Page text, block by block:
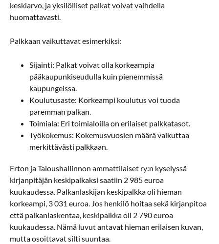
keskiarvo, ja yksilölliset palkat voivat vaihdella
huomattavasti.
Palkkaan vaikuttavat esimerkiksi:
Sijainti: Palkat voivat olla korkeampia
pääkaupunkiseudulla kuin pienemmissä
kaupungeissa.
Koulutusaste: Korkeampi koulutus voi tuoda
paremman palkan.
Toimiala: Eri toimialoilla on erilaiset palkkatasot.
Työkokemus: Kokemusvuosien määrä vaikuttaa
merkittävästi palkkaan.
Erton ja Taloushallinnon ammattilaiset ry:n kyselyssä
kirjanpitäjän keskipalkaksi saatiin 2 985 euroa
kuukaudessa. Palkanlaskijan keskipalkka oli hieman
korkeampi, 3 031 euroa. Jos henkilö hoitaa sekä kirjanpitoa
että palkanlaskentaa, keskipalkka oli 2 790 euroa
kuukaudessa. Nämä luvut antavat hieman erilaisen kuvan,
mutta osoittavat silti suuntaa.